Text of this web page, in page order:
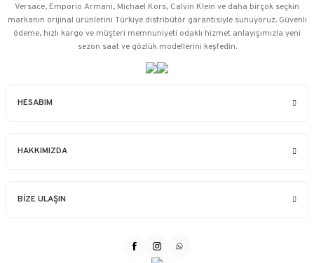
HESABIM
HAKKIMIZDA
BİZE ULAŞIN
Versace, Emporio Armani, Michael Kors, Calvin Klein ve daha birçok seçkin
markanın orijinal ürünlerini Türkiye distribütör garantisiyle sunuyoruz. Güvenli
ödeme, hızlı kargo ve müşteri memnuniyeti odaklı hizmet anlayışımızla yeni
sezon saat ve gözlük modellerini keşfedin.